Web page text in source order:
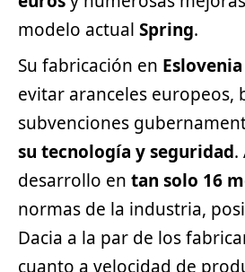
modelo actual Spring.
Su fabricación en Eslovenia
evitar aranceles europeos,
subvenciones
su tecnología y seguridad.
desarrollo en tan solo 16
normas de la industria,
Dacia a la par de los
cuanto a velocidad de